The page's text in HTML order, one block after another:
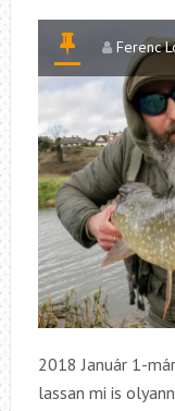
Ferenc
2018 Január 1-
lassan mi is